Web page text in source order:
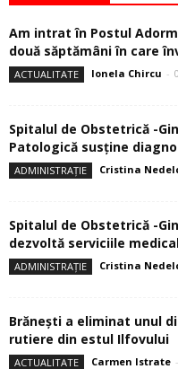
Am intrat în Postul
două săptămâni în care
ACTUALITATE Ionela Chircu -
Spitalul de Obstetrică -
Patologică susţine
ADMINISTRAȚIE Cristina
Spitalul de Obstetrică -
dezvoltă serviciile
ADMINISTRAȚIE Cristina
Brănești a eliminat unul
rutiere din estul Ilfovului
ACTUALITATE Carmen Istrate -